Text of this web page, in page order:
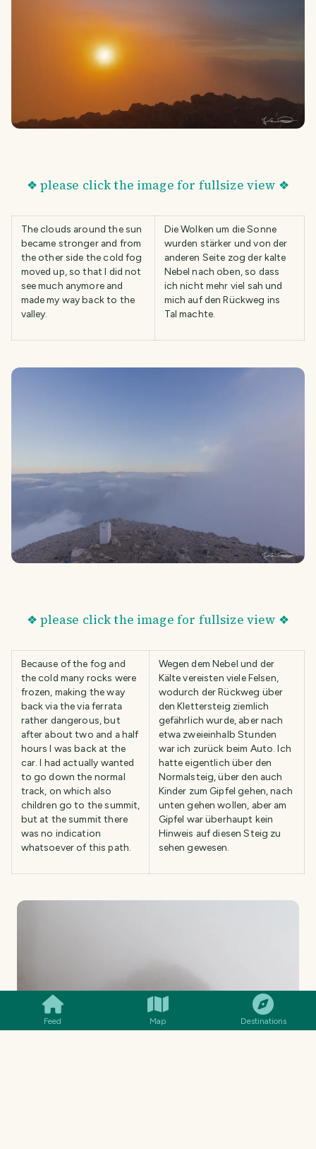
Feed Map Destinations
❖ please click the image for fullsize view ❖
The clouds around the sun
became stronger and from
the other side the cold fog
moved up, so that I did not
see much anymore and
made my way back to the
valley.
Die Wolken um die Sonne
wurden stärker und von der
anderen Seite zog der kalte
Nebel nach oben, so dass
ich nicht mehr viel sah und
mich auf den Rückweg ins
Tal machte.
❖ please click the image for fullsize view ❖
Because of the fog and
the cold many rocks were
frozen, making the way
back via the via ferrata
rather dangerous, but
after about two and a half
hours I was back at the
car. I had actually wanted
to go down the normal
track, on which also
children go to the summit,
but at the summit there
was no indication
whatsoever of this path.
Wegen dem Nebel und der
Kälte vereisten viele Felsen,
wodurch der Rückweg über
den Klettersteig ziemlich
gefährlich wurde, aber nach
etwa zweieinhalb Stunden
war ich zurück beim Auto. Ich
hatte eigentlich über den
Normalsteig, über den auch
Kinder zum Gipfel gehen, nach
unten gehen wollen, aber am
Gipfel war überhaupt kein
Hinweis auf diesen Steig zu
sehen gewesen.